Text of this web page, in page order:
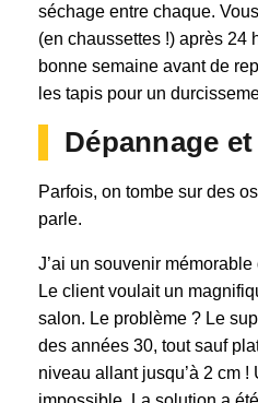
séchage entre chaque.
(en chaussettes !) après 24
bonne semaine avant de
les tapis pour un
Dépannage
Parfois, on tombe sur des
parle.
J’ai un souvenir
Le client voulait un
salon. Le problème ? Le
des années 30, tout sauf
niveau allant jusqu’à 2 cm !